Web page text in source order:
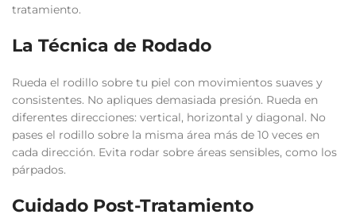
tratamiento.
La Técnica de Rodado
Rueda el rodillo sobre tu piel con movimientos suaves y
consistentes. No apliques demasiada presión. Rueda en
diferentes direcciones: vertical, horizontal y diagonal. No
pases el rodillo sobre la misma área más de 10 veces en
cada dirección. Evita rodar sobre áreas sensibles, como los
párpados.
Cuidado Post-Tratamiento